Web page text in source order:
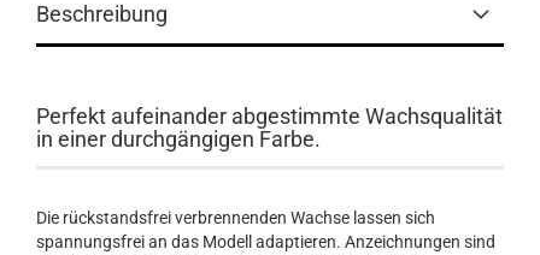
Beschreibung
Perfekt aufeinander abgestimmte Wachsqualität
in einer durchgängigen Farbe.
Die rückstandsfrei verbrennenden Wachse lassen sich
spannungsfrei an das Modell adaptieren. Anzeichnungen sind